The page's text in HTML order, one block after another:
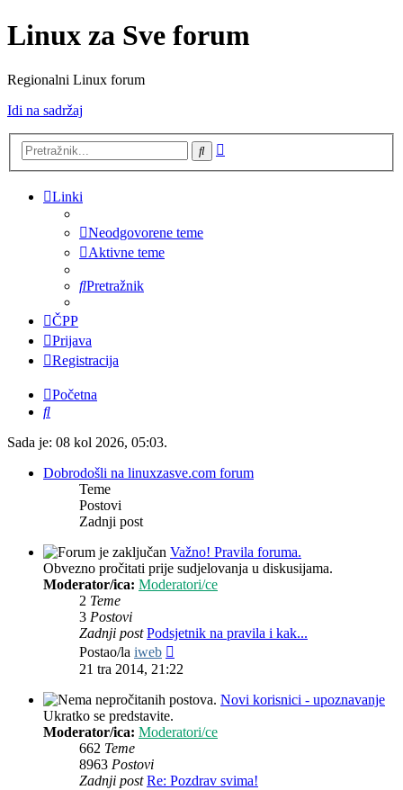
Linux za Sve forum
Regionalni Linux forum
Idi na sadržaj
Pretražnik
Linki
Neodgovorene teme
Aktivne teme
Pretražnik
ČPP
Prijava
Registracija
Početna
Pretražnik
Sada je: 08 kol 2026, 05:03.
Dobrodošli na linuxzasve.com forum
Teme
Postovi
Zadnji post
Važno! Pravila foruma.
Obvezno pročitati prije sudjelovanja u diskusijama.
Moderator/ica: Moderatori/ce
2 Teme
3 Postovi
Zadnji post Podsjetnik na pravila i kak...
Postao/la iweb
post
21 tra 2014, 21:22
Novi korisnici - upoznavanje
Ukratko se predstavite.
Moderator/ica: Moderatori/ce
662 Teme
8963 Postovi
Zadnji post Re: Pozdrav svima!